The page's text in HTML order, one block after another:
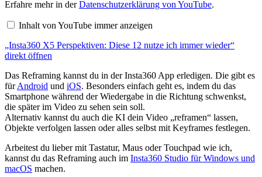
Perspektiven:
Diese
12
ich
immer
wieder“
von
YouTube
anzeigen
Erfahre mehr in derDatenschutzerklärung von YouTube.
Inhalt von YouTube immer anzeigen
„Insta360 X5 Perspektiven: Diese 12 nutze ich immer wieder“
direkt öffnen
Das Reframing kannst du in der Insta360 App erledigen. Die gibt es
fürAndroid und iOS. Besonders einfach geht es, indem du das
Smartphone während der Wiedergabe in die Richtung schwenkst,
die später im Video zu sehen sein soll.
Alternativ kannst du auch die KI dein Video „reframen“ lassen,
Objekte verfolgen lassen oder alles selbst mit Keyframes festlegen.
Arbeitest du lieber mit Tastatur, Maus oder Touchpad wie ich,
kannst du das Reframing auch im Insta360 Studio für Windows und
macOS machen.